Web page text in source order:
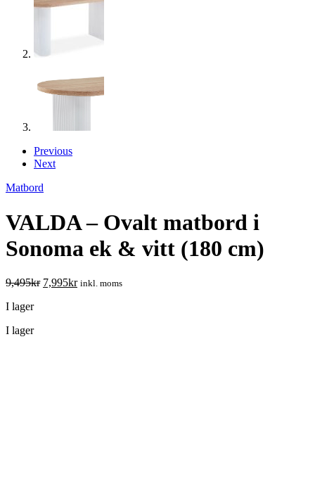
Previous
Next
Matbord
VALDA – Ovalt matbord i
Sonoma ek & vitt (180 cm)
9,495kr 7,995kr inkl. moms
I lager
I lager